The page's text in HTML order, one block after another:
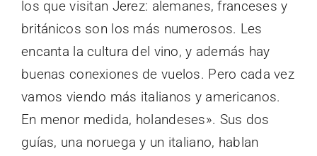
los que visitan Jerez: alemanes, franceses y
británicos son los más numerosos. Les
encanta la cultura del vino, y además hay
buenas conexiones de vuelos. Pero cada vez
vamos viendo más italianos y americanos.
En menor medida, holandeses». Sus dos
guías, una noruega y un italiano, hablan